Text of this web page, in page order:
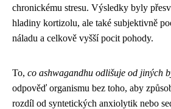
chronickému stresu. Výsledky byly
hladiny kortizolu, ale také subjektivně
náladu a celkově vyšší pocit pohody.
To, co ashwagandhu odlišuje od jiných
odpověď organismu bez toho, aby
rozdíl od syntetických anxiolytik nebo